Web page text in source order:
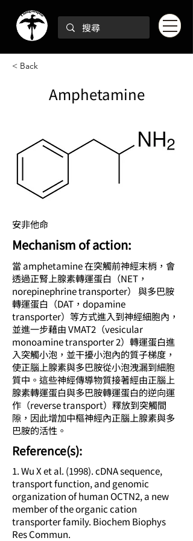
< Back
Amphetamine
安非他命
Mechanism of action:
當 amphetamine 在突觸前神經末梢，會
透過正腎上腺素轉運蛋白（NET，
norepinephrine transporter） 與多巴胺
轉運蛋白（DAT，dopamine
transporter）等方式進入到神經細胞內，
並進一步藉由 VMAT2（vesicular
monoamine transporter 2）轉運蛋白進
入突觸小泡，並干擾小泡內的質子梯度，
使正腦上腺素與多巴胺從小泡洩漏到細胞
質中。這些神經傳導物質接著經由正腦上
腺素轉運蛋白與多巴胺轉運蛋白的逆向運
作（reverse transport）釋放到突觸間
隙，因此增加中樞神經內正腦上腺素與多
巴胺的活性。
​Reference(s):
1. Wu X et al. (1998). cDNA sequence,
transport function, and genomic
organization of human OCTN2, a new
member of the organic cation
transporter family. Biochem Biophys
Res Commun.